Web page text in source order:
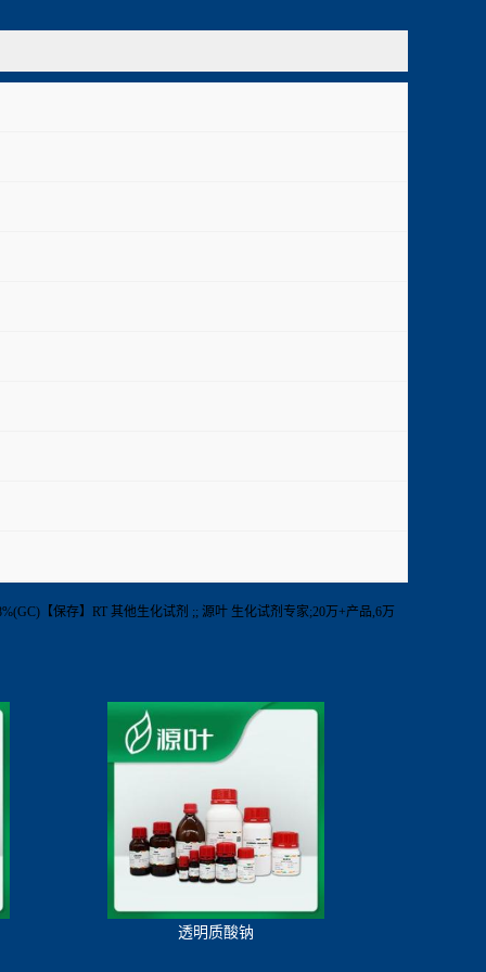
【保存】RT 其他生化试剂 ;; 源叶 生化试剂专家;20万+产品,6万
透明质酸钠